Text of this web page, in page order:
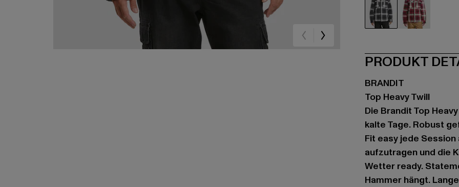
PRODUKT
BRANDIT
Top Heavy Twill
Die Brandit Top
kalte Tage. Robust
Fit easy jede
aufzutragen und die
Wetter ready.
Hammer hängt.